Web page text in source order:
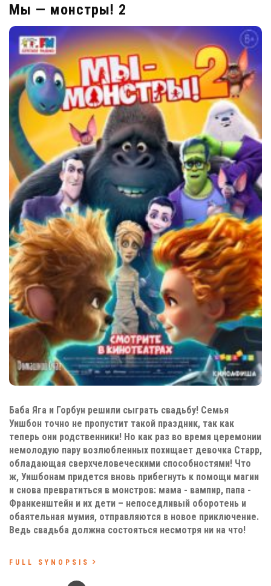
Мы — монстры! 2
Баба Яга и Горбун решили сыграть свадьбу! Семья
Уишбон точно не пропустит такой праздник, так как
теперь они родственники! Но как раз во время церемонии
немолодую пару возлюбленных похищает девочка Старр,
обладающая сверхчеловеческими способностями! Что
ж, Уишбонам придется вновь прибегнуть к помощи магии
и снова превратиться в монстров: мама - вампир, папа -
Франкенштейн и их дети – непоседливый оборотень и
обаятельная мумия, отправляются в новое приключение.
Ведь свадьба должна состояться несмотря ни на что!
FULL SYNOPSIS